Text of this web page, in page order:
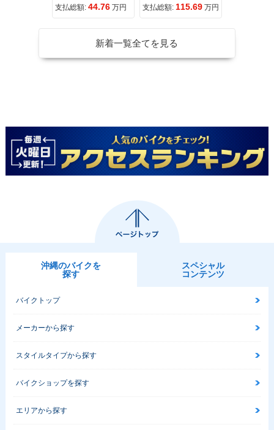
支払総額: 44.76 万円
支払総額: 115.69 万円
新着一覧全てを見る
沖縄のバイクを
探す
スペシャル
コンテンツ
バイクトップ
メーカーから探す
スタイルタイプから探す
バイクショップを探す
エリアから探す